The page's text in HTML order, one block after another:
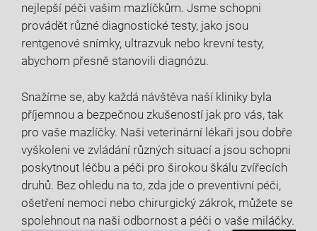
nejlepší péči vašim mazlíčkům. Jsme schopni
provádět různé diagnostické testy, jako jsou
rentgenové snímky, ultrazvuk nebo krevní testy,
abychom přesně stanovili diagnózu.
Snažíme se, aby každá návštěva naší kliniky byla
příjemnou a bezpečnou zkušeností jak pro vás, tak
pro vaše mazlíčky. Naši veterinární lékaři jsou dobře
vyškoleni ve zvládání různých situací a jsou schopni
poskytnout léčbu a péči pro širokou škálu zvířecích
druhů. Bez ohledu na to, zda jde o preventivní péči,
ošetření nemoci nebo chirurgický zákrok, můžete se
spolehnout na naši odbornost a péči o vaše miláčky.